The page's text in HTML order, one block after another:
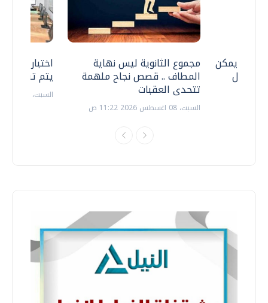
اختبارات
يتم
السبت، 18 يوليو 2026 09:22 ص
مجموع الثانوية ليس نهاية
المطاف .. قصص نجاح ملهمة
تتحدى العقبات
السبت، 08 اغسطس 2026 11:22 ص
.. هل يمكن
نتعامل